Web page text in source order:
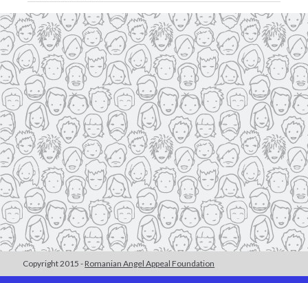
Copyright 2015 - Romanian Angel Appeal Foundation